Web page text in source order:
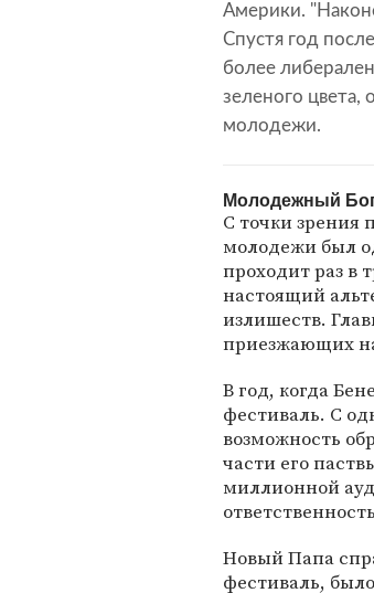
Америки.
Спустя год
более
зеленого цвета,
молодежи.
Молодежный
С точки
молодежи был
проходит раз в
настоящий
излишеств.
приезжающих
В год, когда
фестиваль. С
возможность
части его
миллионной
Новый Папа
фестиваль,